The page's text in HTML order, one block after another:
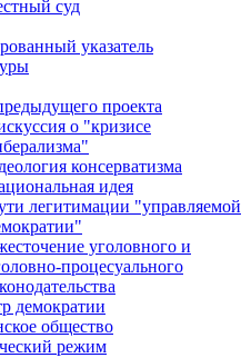
суд
указатель
проекта
о "кризисе
консерватизма
идея
легитимации "управляемой
уголовного и
процесуального
демократии
общество
режим